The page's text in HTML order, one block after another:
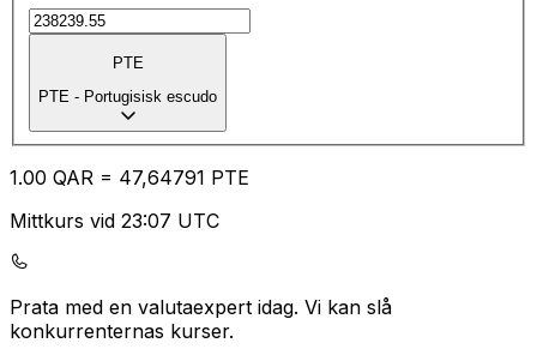
PTE
PTE - Portugisisk escudo
1.00 QAR = 47,64791 PTE
Mittkurs vid 23:07 UTC
Prata med en valutaexpert idag. Vi kan slå
konkurrenternas kurser.